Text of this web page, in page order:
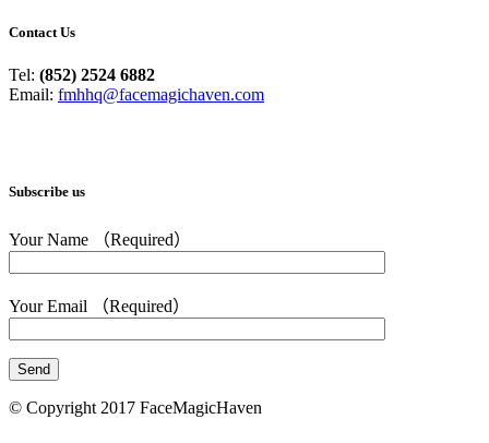
Contact Us
Tel: (852) 2524 6882
Email: fmhhq@facemagichaven.com
Subscribe us
Your Name （Required）
Your Email （Required）
© Copyright 2017 FaceMagicHaven